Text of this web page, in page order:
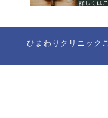
ひまわりクリニック